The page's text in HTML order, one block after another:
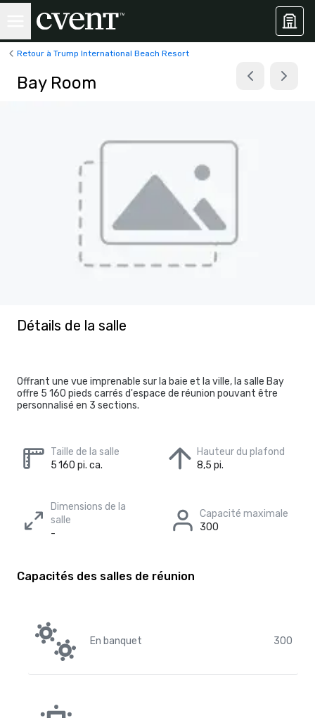
Retour à Trump International Beach Resort
Bay Room
Détails de la salle
Offrant une vue imprenable sur la baie et la ville, la salle Bay
offre 5 160 pieds carrés d'espace de réunion pouvant être
personnalisé en 3 sections.
Taille de la salle
5 160 pi. ca.
Hauteur du plafond
8,5 pi.
Dimensions de la
salle
-
Capacité maximale
300
Capacités des salles de réunion
En banquet 300